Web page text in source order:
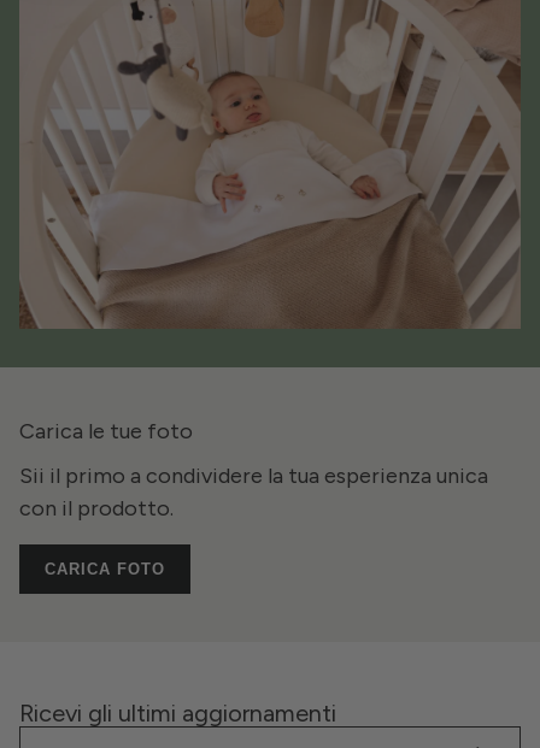
Carica le tue foto
Sii il primo a condividere la tua esperienza unica
con il prodotto.
CARICA FOTO
Ricevi gli ultimi aggiornamenti